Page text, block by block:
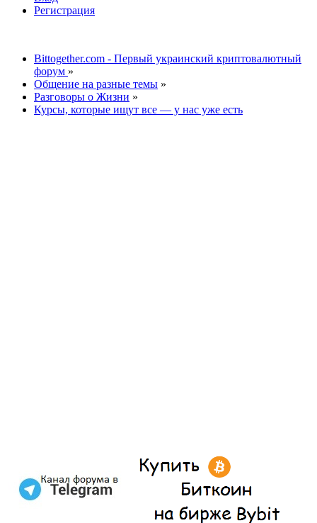
Регистрация
Bittogether.com - Первый украинский криптовалютный
форум »
Общение на разные темы »
Разговоры о Жизни »
Курсы, которые ищут все — у нас уже есть